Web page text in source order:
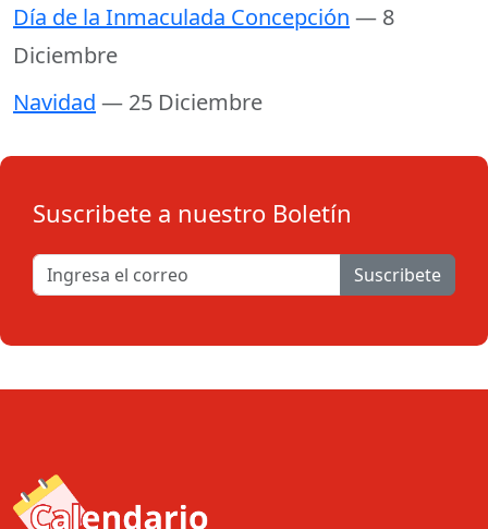
Día de la Inmaculada Concepción — 8
Diciembre
Navidad — 25 Diciembre
Suscribete a nuestro Boletín
Suscribete